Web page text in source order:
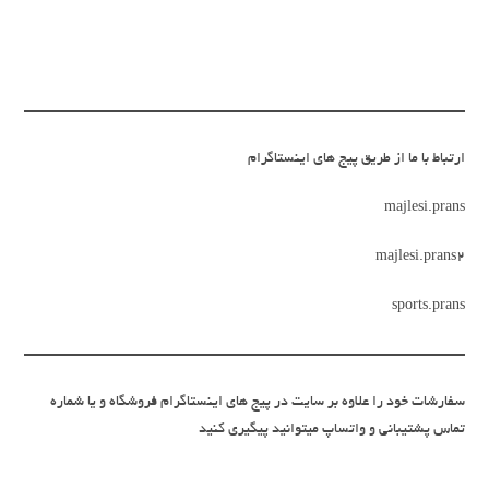
ارتباط با ما از طریق پیج های اینستاگرام
majlesi.prans
majlesi.prans2
sports.prans
سفارشات خود را علاوه بر سایت در پیج های اینستاگرام فروشگاه و یا شماره
تماس پشتیبانی و واتساپ میتوانید پیگیری کنید